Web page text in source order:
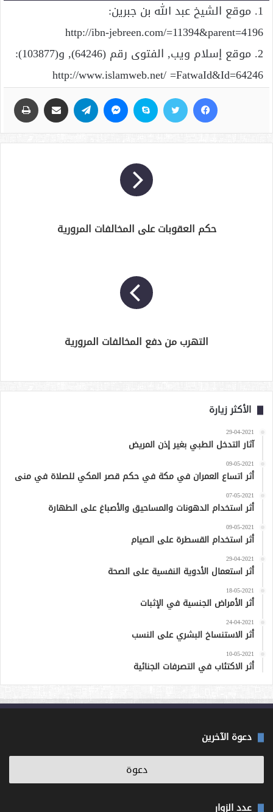
1. موقع الشيخ عبد الله بن جبرين:
http://ibn-jebreen.com/=11394&parent=4196
2. موقع إسلام ويب, الفتوى رقم (64246), و(103877):
http://www.islamweb.net/ =FatwaId&Id=64246
حكم العقوبات على المخالفات المرورية
التهرب من دفع المخالفات المرورية
الأكثر زيارة
29-04-2021
آثار التدخل الطبي بغير إذن المريض
09-05-2021
أثر اتساع العمران في مكة في حكم قصر المكي للصلاة في منى
07-05-2021
أثر استخدام الدهونات والمساحيق والأصباغ على الطهارة
09-05-2021
أثر استخدام القسطرة على الصيام
29-04-2021
أثر استعمال الأدوية النفسية على الصحة
18-05-2021
أثر الأمراض الجنسية في الإثبات
24-04-2021
أثر الاستنساخ البشري على النسب
10-05-2021
أثر الاكتئاب في التصرفات الجنائية
دعوة الآخرين
عدد الزوار